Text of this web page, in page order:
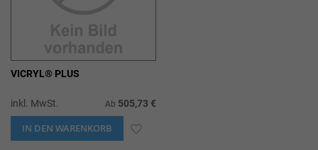
VICRYL® PLUS
inkl. MwSt. Ab 505,73 €
IN DEN WARENKORB ZUR